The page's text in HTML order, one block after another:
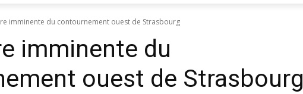
imminente du contournement ouest de Strasbourg
imminente du
ouest de Strasbourg